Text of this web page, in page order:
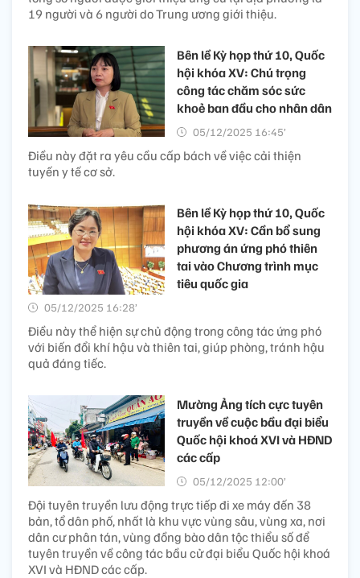
19 người và 6 người do Trung ương giới thiệu.
Bên lề Kỳ họp thứ 10, Quốc
hội khóa XV: Chú trọng
công tác chăm sóc sức
khoẻ ban đầu cho nhân dân
05/12/2025 16:45’
Điều này đặt ra yêu cầu cấp bách về việc cải thiện
tuyến y tế cơ sở.
Bên lề Kỳ họp thứ 10, Quốc
hội khóa XV: Cần bổ sung
phương án ứng phó thiên
tai vào Chương trình mục
tiêu quốc gia
05/12/2025 16:28’
Điều này thể hiện sự chủ động trong công tác ứng phó
với biến đổi khí hậu và thiên tai, giúp phòng, tránh hậu
quả đáng tiếc.
Mường Ảng tích cực tuyên
truyền về cuộc bầu đại biểu
Quốc hội khoá XVI và HĐND
các cấp
05/12/2025 12:00’
Đội tuyên truyền lưu động trực tiếp đi xe máy đến 38
bản, tổ dân phố, nhất là khu vực vùng sâu, vùng xa, nơi
dân cư phân tán, vùng đồng bào dân tộc thiểu số để
tuyên truyền về công tác bầu cử đại biểu Quốc hội khoá
XVI và HĐND các cấp.